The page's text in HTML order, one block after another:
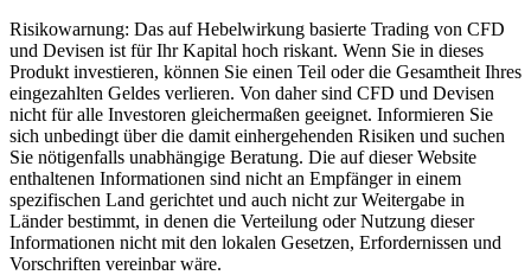
Risikowarnung: Das auf Hebelwirkung basierte Trading von CFD
und Devisen ist für Ihr Kapital hoch riskant. Wenn Sie in dieses
Produkt investieren, können Sie einen Teil oder die Gesamtheit Ihres
eingezahlten Geldes verlieren. Von daher sind CFD und Devisen
nicht für alle Investoren gleichermaßen geeignet. Informieren Sie
sich unbedingt über die damit einhergehenden Risiken und suchen
Sie nötigenfalls unabhängige Beratung. Die auf dieser Website
enthaltenen Informationen sind nicht an Empfänger in einem
spezifischen Land gerichtet und auch nicht zur Weitergabe in
Länder bestimmt, in denen die Verteilung oder Nutzung dieser
Informationen nicht mit den lokalen Gesetzen, Erfordernissen und
Vorschriften vereinbar wäre.